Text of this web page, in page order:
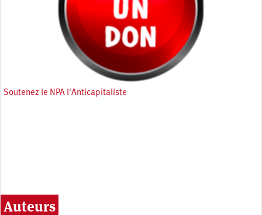
Soutenez le NPA l'Anticapitaliste
Auteurs